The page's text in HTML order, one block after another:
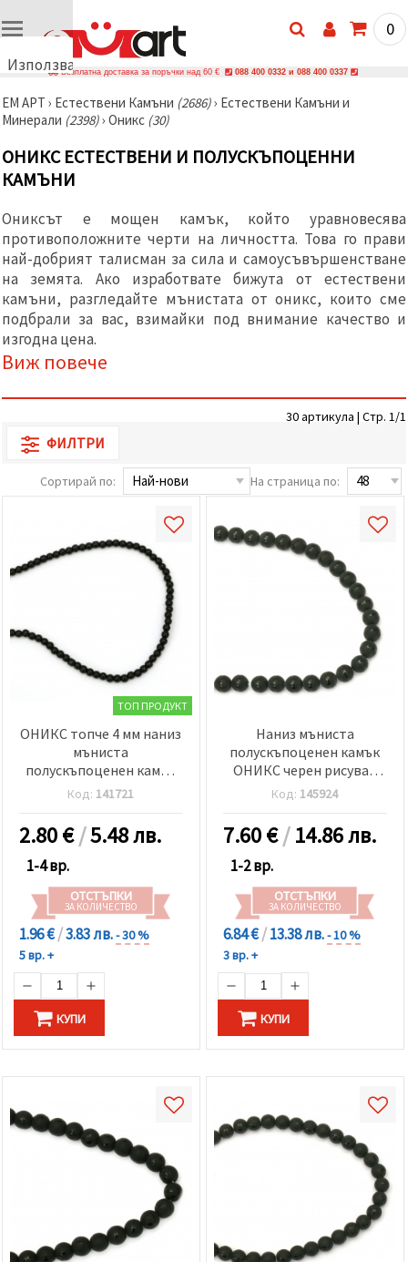
Използваме
🍪
Използваме
и подобни
технологии,
за да
правилната
работа на
сайта, да
подобрим
твоето
изживяване
и, с твое
съгласие,
да
анализираме
трафика и
да
по-
и реклами,
на наши
маркетинг.
Можеш да
се
използваме
всички
"бисквитки"
или да
посочиш
предпочитанията
си в
"Настройки",
избереш
дадения
вид
"бисквитки"
и кликнеш
"Запази"
Приеми
всички
на
0
Безплатна доставка за поръчки над 60 € 088 400 0332 и 088 400 0337
ЕМ АРТ › Естествени Камъни (2686)› Естествени Камъни и
Минерали (2398)› Оникс (30)
ОНИКС ЕСТЕСТВЕНИ И ПОЛУСКЪПОЦЕННИ
КАМЪНИ
Ониксът е мощен камък, който уравновесява
противоположните черти на личността. Това го прави
най-добрият талисман за сила и самоусъвършенстване
на земята. Ако изработвате бижута от естествени
камъни, разгледайте мънистата от оникс, които сме
подбрали за вас, взимайки под внимание качество и
изгодна цена.
Виж повече
30 артикула | Стр. 1/1
ФИЛТРИ
Сортирай по: На страница по:
ТОП ПРОДУКТ
ОНИКС топче 4 мм наниз
мъниста
полускъпоценен камък
±95 броя
Код: 141721
2.80€/5.48 лв.
1-4 вр.
ОТСТЪПКИ
ЗА КОЛИЧЕСТВО
1.96 €/3.83 лв.- 30 %
5 вр. +
КУПИ
Наниз мъниста
полускъпоценен камък
ОНИКС черен рисуван
матиран топче 10 мм ±38
броя
Код: 145924
7.60€/14.86 лв.
1-2 вр.
ОТСТЪПКИ
ЗА КОЛИЧЕСТВО
6.84 €/13.38 лв.- 10 %
3 вр. +
КУПИ